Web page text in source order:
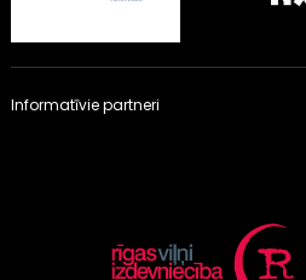
Informatīvie partneri